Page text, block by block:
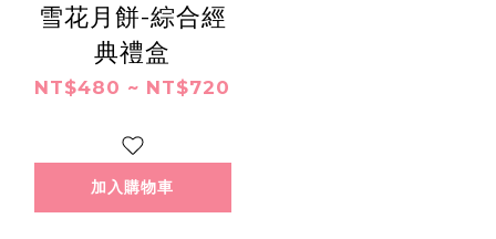
雪花月餅-綜合經
典禮盒
NT$480 ~ NT$720
加入購物車